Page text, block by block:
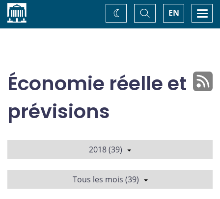
Accueil EN
Basculer
la
recherche
Changez
de
Économie réelle et
prévisions
2018 (39)
Tous les mois (39)